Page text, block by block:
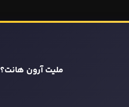
ملیت آرون هانت؟